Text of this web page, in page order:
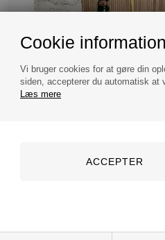
Cookie information
Vi bruger cookies for at gøre din
siden, accepterer du automatisk
Læs mere
Bambusskrin med
Chokolade Påskeæg